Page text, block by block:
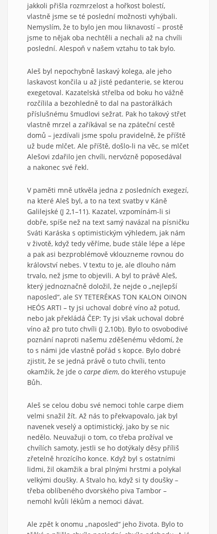
jakkoli přišla rozmrzelost a hořkost bolestí,
vlastně jsme se té poslední možnosti vyhýbali.
Nemyslím, že to bylo jen mou liknavostí – prostě
jsme to nějak oba nechtěli a nechali až na chvíli
poslední. Alespoň v našem vztahu to tak bylo.
Aleš byl nepochybně laskavý kolega, ale jeho
laskavost končila u až jisté pedanterie, se kterou
exegetoval. Kazatelská střelba od boku ho vážně
rozčílila a bezohledně to dal na pastorálkách
příslušnému šmudlovi sežrat. Pak ho takový střet
vlastně mrzel a zaříkával se na zpáteční cestě
domů – jezdívali jsme spolu pravidelně, že příště
už bude mlčet. Ale příště, došlo-li na věc, se mlčet
Alešovi zdařilo jen chvíli, nervózně poposedával
a nakonec své řekl.
V paměti mně utkvěla jedna z posledních exegezí,
na které Aleš byl, a to na text svatby v Káně
Galilejské (J 2,1–11). Kazatel, vzpomínám-li si
dobře, spíše než na text samý navázal na písničku
Sváti Karáska s optimistickým výhledem, jak nám
v životě, když tedy věříme, bude stále lépe a lépe
a pak asi bezproblémově vklouzneme rovnou do
království nebes. V textu to je, ale dlouho nám
trvalo, než jsme to objevili. A byl to právě Aleš,
který jednoznačně doložil, že nejde o „nejlepší
naposled“, ale SY TETERÉKAS TON KALON OINON
HEÓS ARTI – ty jsi uchoval dobré víno až potud,
nebo jak překládá ČEP: Ty jsi však uchoval dobré
víno až pro tuto chvíli (J 2,10b). Bylo to osvobodivé
poznání naproti našemu zděšenému vědomí, že
to s námi jde vlastně pořád s kopce. Bylo dobré
zjistit, že se jedná právě o tuto chvíli, tento
okamžik, že jde o carpe diem, do kterého vstupuje
Bůh.
Aleš se celou dobu své nemoci tohle carpe diem
velmi snažil žít. Až nás to překvapovalo, jak byl
navenek veselý a optimistický, jako by se nic
nedělo. Neuvažuji o tom, co třeba prožíval ve
chvílích samoty, jestli se ho dotýkaly děsy příliš
zřetelně hrozícího konce. Když byl s ostatními
lidmi, žil okamžik a bral plnými hrstmi a polykal
velkými doušky. A štvalo ho, když si ty doušky –
třeba oblíbeného dvorského piva Tambor –
nemohl kvůli lékům a nemoci dávat.
Ale zpět k onomu „naposled“ jeho života. Bylo to